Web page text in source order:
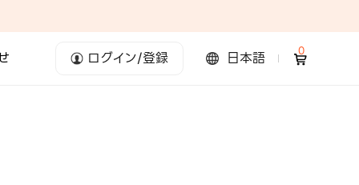
ログイン/登録 日本語 0